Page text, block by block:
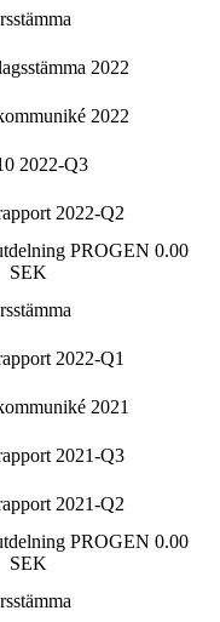
2022
2022
2022-Q3
2022-Q2
PROGEN 0.00
SEK
2022-Q1
2021
2021-Q3
2021-Q2
PROGEN 0.00
SEK